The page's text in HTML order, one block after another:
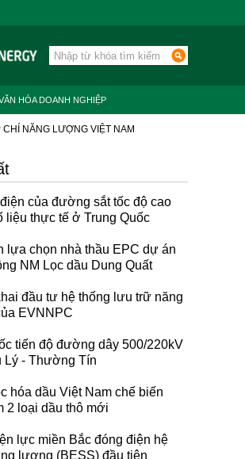
HÓA DOANH NGHIỆP
NĂNG LƯỢNG VIỆT NAM
của đường sắt tốc độ cao
liệu thực tế ở Trung Quốc
lựa chọn nhà thầu EPC dự án
NM Lọc dầu Dung Quất
đầu tư hệ thống lưu trữ năng
EVNNPC
tiến độ đường dây 500/220kV
Lý - Thường Tín
hóa dầu Việt Nam chế biến
2 loại dầu thô mới
lực miền Bắc đóng điện hệ
lượng (BESS) đầu tiên